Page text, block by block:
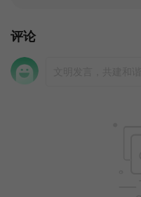
评论